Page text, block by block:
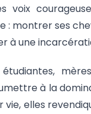
voix
: montrer ses
à une
à la
elles